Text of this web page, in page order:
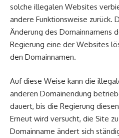
solche illegalen Websites
andere Funktionsweise zurück.
Änderung des Domainnamens
Regierung eine der Websites
den Domainnamen.
Auf diese Weise kann die
anderen Domainendung
dauert, bis die Regierung
Erneut wird versucht, die Site
Domainname ändert sich